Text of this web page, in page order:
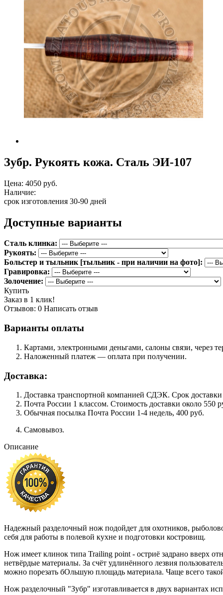
Зубр. Рукоять кожа. Сталь ЭИ-107
Цена: 4050 руб.
Наличие:
срок изготовления 30-90 дней
Доступные варианты
Сталь клинка:
Рукоять:
Больстер и тыльник [тыльник - при наличии на фото]:
Гравировка:
Золочение:
Купить
Заказ в 1 клик!
Отзывов: 0 Написать отзыв
Варианты оплаты
Картами, электронными деньгами, салоны связи, через
Наложенный платеж — оплата при получении.
Доставка:
Доставка транспортной компанией СДЭК. Срок
Почта России 1 классом. Cтоимость доставки около 550
Обычная посылка Почта России 1-4 недель, 400 руб.
Самовывоз.
Описание
Надежный разделочный нож подойдет для охотников,
себя для работы в полевой кухне и подготовки костровищ.
Нож имеет клинок типа Trailing point - остриё задрано вверх
нетвёрдые материалы. За счёт удлинённого лезвия
можно порезать бОльшую площадь материала. Чаще всего
Нож разделочный "Зубр" изготавливается в двух вариантах